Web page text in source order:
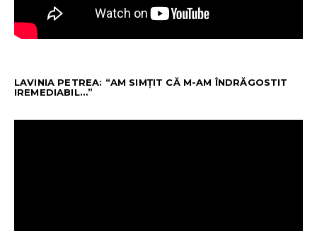
LAVINIA PETREA: “AM SIMȚIT CĂ M-AM ÎNDRĂGOSTIT
IREMEDIABIL…”